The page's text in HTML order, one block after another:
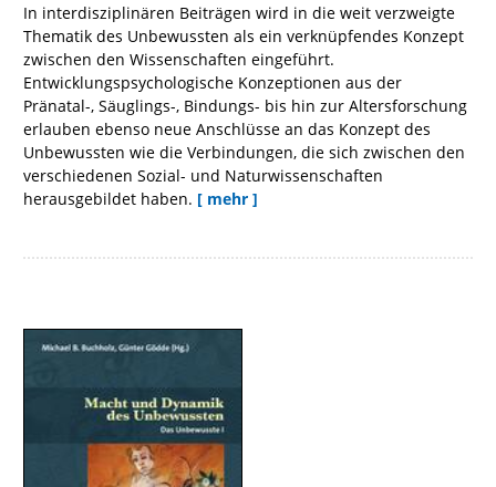
In interdisziplinären Beiträgen wird in die weit verzweigte
Thematik des Unbewussten als ein verknüpfendes Konzept
zwischen den Wissenschaften eingeführt.
Entwicklungspsychologische Konzeptionen aus der
Pränatal-, Säuglings-, Bindungs- bis hin zur Altersforschung
erlauben ebenso neue Anschlüsse an das Konzept des
Unbewussten wie die Verbindungen, die sich zwischen den
verschiedenen Sozial- und Naturwissenschaften
herausgebildet haben. [ mehr ]